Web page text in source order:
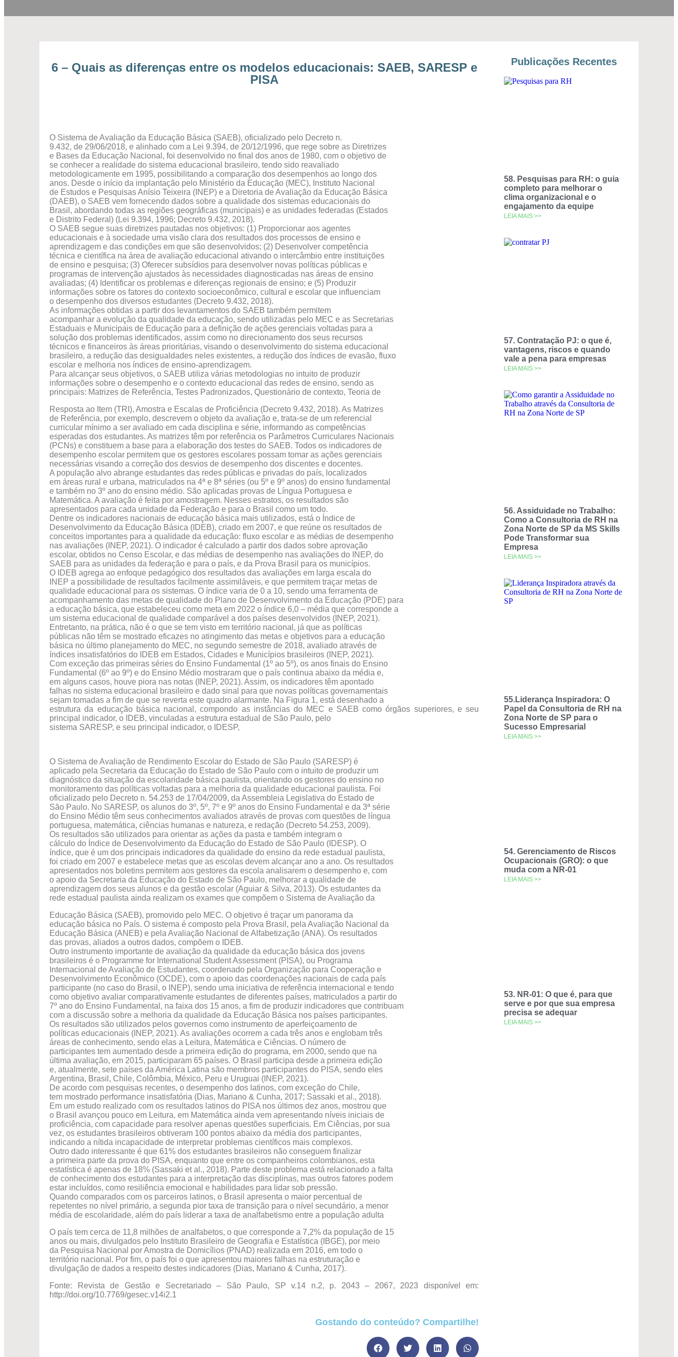
6 – Quais as diferenças entre os modelos educacionais: SAEB, SARESP e
PISA
O Sistema de Avaliação da Educação Básica (SAEB), oficializado pelo Decreto n.
9.432, de 29/06/2018, e alinhado com a Lei 9.394, de 20/12/1996, que rege sobre as Diretrizes
e Bases da Educação Nacional, foi desenvolvido no final dos anos de 1980, com o objetivo de
se conhecer a realidade do sistema educacional brasileiro, tendo sido reavaliado
metodologicamente em 1995, possibilitando a comparação dos desempenhos ao longo dos
anos. Desde o início da implantação pelo Ministério da Educação (MEC), Instituto Nacional
de Estudos e Pesquisas Anísio Teixeira (INEP) e a Diretoria de Avaliação da Educação Básica
(DAEB), o SAEB vem fornecendo dados sobre a qualidade dos sistemas educacionais do
Brasil, abordando todas as regiões geográficas (municipais) e as unidades federadas (Estados
e Distrito Federal) (Lei 9.394, 1996; Decreto 9.432, 2018).
O SAEB segue suas diretrizes pautadas nos objetivos: (1) Proporcionar aos agentes
educacionais e à sociedade uma visão clara dos resultados dos processos de ensino e
aprendizagem e das condições em que são desenvolvidos; (2) Desenvolver competência
técnica e científica na área de avaliação educacional ativando o intercâmbio entre instituições
de ensino e pesquisa; (3) Oferecer subsídios para desenvolver novas políticas públicas e
programas de intervenção ajustados às necessidades diagnosticadas nas áreas de ensino
avaliadas; (4) Identificar os problemas e diferenças regionais de ensino; e (5) Produzir
informações sobre os fatores do contexto socioeconômico, cultural e escolar que influenciam
o desempenho dos diversos estudantes (Decreto 9.432, 2018).
As informações obtidas a partir dos levantamentos do SAEB também permitem
acompanhar a evolução da qualidade da educação, sendo utilizadas pelo MEC e as Secretarias
Estaduais e Municipais de Educação para a definição de ações gerenciais voltadas para a
solução dos problemas identificados, assim como no direcionamento dos seus recursos
técnicos e financeiros às áreas prioritárias, visando o desenvolvimento do sistema educacional
brasileiro, a redução das desigualdades neles existentes, a redução dos índices de evasão, fluxo
escolar e melhoria nos índices de ensino-aprendizagem.
Para alcançar seus objetivos, o SAEB utiliza várias metodologias no intuito de produzir
informações sobre o desempenho e o contexto educacional das redes de ensino, sendo as
principais: Matrizes de Referência, Testes Padronizados, Questionário de contexto, Teoria de
Resposta ao Item (TRI), Amostra e Escalas de Proficiência (Decreto 9.432, 2018). As Matrizes
de Referência, por exemplo, descrevem o objeto da avaliação e, trata-se de um referencial
curricular mínimo a ser avaliado em cada disciplina e série, informando as competências
esperadas dos estudantes. As matrizes têm por referência os Parâmetros Curriculares Nacionais
(PCNs) e constituem a base para a elaboração dos testes do SAEB. Todos os indicadores de
desempenho escolar permitem que os gestores escolares possam tomar as ações gerenciais
necessárias visando a correção dos desvios de desempenho dos discentes e docentes.
A população alvo abrange estudantes das redes públicas e privadas do país, localizados
em áreas rural e urbana, matriculados na 4ª e 8ª séries (ou 5º e 9º anos) do ensino fundamental
e também no 3º ano do ensino médio. São aplicadas provas de Língua Portuguesa e
Matemática. A avaliação é feita por amostragem. Nesses estratos, os resultados são
apresentados para cada unidade da Federação e para o Brasil como um todo.
Dentre os indicadores nacionais de educação básica mais utilizados, está o Índice de
Desenvolvimento da Educação Básica (IDEB), criado em 2007, e que reúne os resultados de
conceitos importantes para a qualidade da educação: fluxo escolar e as médias de desempenho
nas avaliações (INEP, 2021). O indicador é calculado a partir dos dados sobre aprovação
escolar, obtidos no Censo Escolar, e das médias de desempenho nas avaliações do INEP, do
SAEB para as unidades da federação e para o país, e da Prova Brasil para os municípios.
O IDEB agrega ao enfoque pedagógico dos resultados das avaliações em larga escala do
INEP a possibilidade de resultados facilmente assimiláveis, e que permitem traçar metas de
qualidade educacional para os sistemas. O índice varia de 0 a 10, sendo uma ferramenta de
acompanhamento das metas de qualidade do Plano de Desenvolvimento da Educação (PDE) para
a educação básica, que estabeleceu como meta em 2022 o índice 6,0 – média que corresponde a
um sistema educacional de qualidade comparável a dos países desenvolvidos (INEP, 2021).
Entretanto, na prática, não é o que se tem visto em território nacional, já que as políticas
públicas não têm se mostrado eficazes no atingimento das metas e objetivos para a educação
básica no último planejamento do MEC, no segundo semestre de 2018, avaliado através de
índices insatisfatórios do IDEB em Estados, Cidades e Municípios brasileiros (INEP, 2021).
Com exceção das primeiras séries do Ensino Fundamental (1º ao 5º), os anos finais do Ensino
Fundamental (6º ao 9º) e do Ensino Médio mostraram que o país continua abaixo da média e,
em alguns casos, houve piora nas notas (INEP, 2021). Assim, os indicadores têm apontado
falhas no sistema educacional brasileiro e dado sinal para que novas políticas governamentais
sejam tomadas a fim de que se reverta este quadro alarmante. Na Figura 1, está desenhado a
estrutura da educação básica nacional, compondo as instâncias do MEC e SAEB como órgãos superiores, e seu
principal indicador, o IDEB, vinculadas a estrutura estadual de São Paulo, pelo
sistema SARESP, e seu principal indicador, o IDESP,
O Sistema de Avaliação de Rendimento Escolar do Estado de São Paulo (SARESP) é
aplicado pela Secretaria da Educação do Estado de São Paulo com o intuito de produzir um
diagnóstico da situação da escolaridade básica paulista, orientando os gestores do ensino no
monitoramento das políticas voltadas para a melhoria da qualidade educacional paulista. Foi
oficializado pelo Decreto n. 54.253 de 17/04/2009, da Assembleia Legislativa do Estado de
São Paulo. No SARESP, os alunos do 3º, 5º, 7º e 9º anos do Ensino Fundamental e da 3ª série
do Ensino Médio têm seus conhecimentos avaliados através de provas com questões de língua
portuguesa, matemática, ciências humanas e natureza, e redação (Decreto 54.253, 2009).
Os resultados são utilizados para orientar as ações da pasta e também integram o
cálculo do Índice de Desenvolvimento da Educação do Estado de São Paulo (IDESP). O
índice, que é um dos principais indicadores da qualidade do ensino da rede estadual paulista,
foi criado em 2007 e estabelece metas que as escolas devem alcançar ano a ano. Os resultados
apresentados nos boletins permitem aos gestores da escola analisarem o desempenho e, com
o apoio da Secretaria da Educação do Estado de São Paulo, melhorar a qualidade de
aprendizagem dos seus alunos e da gestão escolar (Aguiar & Silva, 2013). Os estudantes da
rede estadual paulista ainda realizam os exames que compõem o Sistema de Avaliação da
Educação Básica (SAEB), promovido pelo MEC. O objetivo é traçar um panorama da
educação básica no País. O sistema é composto pela Prova Brasil, pela Avaliação Nacional da
Educação Básica (ANEB) e pela Avaliação Nacional de Alfabetização (ANA). Os resultados
das provas, aliados a outros dados, compõem o IDEB.
Outro instrumento importante de avaliação da qualidade da educação básica dos jovens
brasileiros é o Programme for International Student Assessment (PISA), ou Programa
Internacional de Avaliação de Estudantes, coordenado pela Organização para Cooperação e
Desenvolvimento Econômico (OCDE), com o apoio das coordenações nacionais de cada país
participante (no caso do Brasil, o INEP), sendo uma iniciativa de referência internacional e tendo
como objetivo avaliar comparativamente estudantes de diferentes países, matriculados a partir do
7º ano do Ensino Fundamental, na faixa dos 15 anos, a fim de produzir indicadores que contribuam
com a discussão sobre a melhoria da qualidade da Educação Básica nos países participantes.
Os resultados são utilizados pelos governos como instrumento de aperfeiçoamento de
políticas educacionais (INEP, 2021). As avaliações ocorrem a cada três anos e englobam três
áreas de conhecimento, sendo elas a Leitura, Matemática e Ciências. O número de
participantes tem aumentado desde a primeira edição do programa, em 2000, sendo que na
última avaliação, em 2015, participaram 65 países. O Brasil participa desde a primeira edição
e, atualmente, sete países da América Latina são membros participantes do PISA, sendo eles
Argentina, Brasil, Chile, Colômbia, México, Peru e Uruguai (INEP, 2021).
De acordo com pesquisas recentes, o desempenho dos latinos, com exceção do Chile,
tem mostrado performance insatisfatória (Dias, Mariano & Cunha, 2017; Sassaki et al., 2018).
Em um estudo realizado com os resultados latinos do PISA nos últimos dez anos, mostrou que
o Brasil avançou pouco em Leitura, em Matemática ainda vem apresentando níveis iniciais de
proficiência, com capacidade para resolver apenas questões superficiais. Em Ciências, por sua
vez, os estudantes brasileiros obtiveram 100 pontos abaixo da média dos participantes,
indicando a nítida incapacidade de interpretar problemas científicos mais complexos.
Outro dado interessante é que 61% dos estudantes brasileiros não conseguem finalizar
a primeira parte da prova do PISA, enquanto que entre os companheiros colombianos, esta
estatística é apenas de 18% (Sassaki et al., 2018). Parte deste problema está relacionado a falta
de conhecimento dos estudantes para a interpretação das disciplinas, mas outros fatores podem
estar incluídos, como resiliência emocional e habilidades para lidar sob pressão.
Quando comparados com os parceiros latinos, o Brasil apresenta o maior percentual de
repetentes no nível primário, a segunda pior taxa de transição para o nível secundário, a menor
média de escolaridade, além do país liderar a taxa de analfabetismo entre a população adulta
O país tem cerca de 11,8 milhões de analfabetos, o que corresponde a 7,2% da população de 15
anos ou mais, divulgados pelo Instituto Brasileiro de Geografia e Estatística (IBGE), por meio
da Pesquisa Nacional por Amostra de Domicílios (PNAD) realizada em 2016, em todo o
território nacional. Por fim, o país foi o que apresentou maiores falhas na estruturação e
divulgação de dados a respeito destes indicadores (Dias, Mariano & Cunha, 2017).
Fonte: Revista de Gestão e Secretariado – São Paulo, SP v.14 n.2, p. 2043 – 2067, 2023 disponível em:
http://doi.org/10.7769/gesec.v14i2.1
Gostando do conteúdo? Compartilhe!
Publicações Recentes
58. Pesquisas para RH: o guia
completo para melhorar o
clima organizacional e o
engajamento da equipe
LEIA MAIS >>
57. Contratação PJ: o que é,
vantagens, riscos e quando
vale a pena para empresas
LEIA MAIS >>
56. Assiduidade no Trabalho:
Como a Consultoria de RH na
Zona Norte de SP da MS Skills
Pode Transformar sua
Empresa
LEIA MAIS >>
55.Liderança Inspiradora: O
Papel da Consultoria de RH na
Zona Norte de SP para o
Sucesso Empresarial
LEIA MAIS >>
54. Gerenciamento de Riscos
Ocupacionais (GRO): o que
muda com a NR-01
LEIA MAIS >>
53. NR-01: O que é, para que
serve e por que sua empresa
precisa se adequar
LEIA MAIS >>